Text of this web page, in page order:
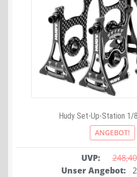
Hudy Set-Up-Station 1/
ANGEBOT!
UVP:
Ursprünglicher
Unser Angebot: